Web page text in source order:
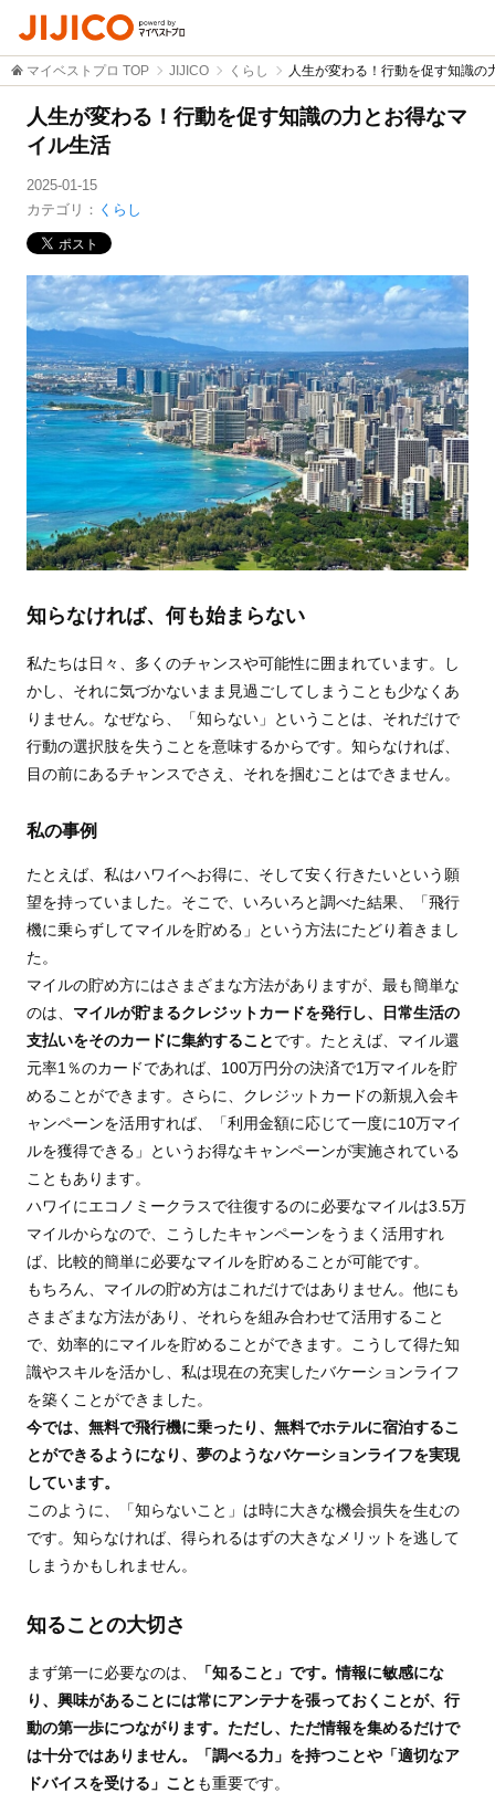
マイベストプロ TOP JIJICO くらし 人生が変わる！行動を促す知識の
人生が変わる！行動を促す知識の力とお得なマ
イル生活
2025-01-15
カテゴリ： くらし
知らなければ、何も始まらない
私たちは日々、多くのチャンスや可能性に囲まれています。し
かし、それに気づかないまま見過ごしてしまうことも少なくあ
りません。なぜなら、「知らない」ということは、それだけで
行動の選択肢を失うことを意味するからです。知らなければ、
目の前にあるチャンスでさえ、それを掴むことはできません。
私の事例
たとえば、私はハワイへお得に、そして安く行きたいという願
望を持っていました。そこで、いろいろと調べた結果、「飛行
機に乗らずしてマイルを貯める」という方法にたどり着きまし
た。
マイルの貯め方にはさまざまな方法がありますが、最も簡単な
のは、 マイルが貯まるクレジットカードを発行し、日常生活の
支払いをそのカードに集約することです。たとえば、マイル還
元率1％のカードであれば、100万円分の決済で1万マイルを貯
めることができます。さらに、クレジットカードの新規入会キ
ャンペーンを活用すれば、「利用金額に応じて一度に10万マイ
ルを獲得できる」というお得なキャンペーンが実施されている
こともあります。
ハワイにエコノミークラスで往復するのに必要なマイルは3.5万
マイルからなので、こうしたキャンペーンをうまく活用すれ
ば、比較的簡単に必要なマイルを貯めることが可能です。
もちろん、マイルの貯め方はこれだけではありません。他にも
さまざまな方法があり、それらを組み合わせて活用すること
で、効率的にマイルを貯めることができます。こうして得た知
識やスキルを活かし、私は現在の充実したバケーションライフ
を築くことができました。
今では、無料で飛行機に乗ったり、無料でホテルに宿泊するこ
とができるようになり、夢のようなバケーションライフを実現
しています。
このように、「知らないこと」は時に大きな機会損失を生むの
です。知らなければ、得られるはずの大きなメリットを逃して
しまうかもしれません。
知ることの大切さ
まず第一に必要なのは、
「知ること」です。情報に敏感にな
り、興味があることには常にアンテナを張っておくことが、行
動の第一歩につながります。ただし、ただ情報を集めるだけで
は十分ではありません。「調べる力」を持つことや「適切なア
ドバイスを受ける」こと も重要です。